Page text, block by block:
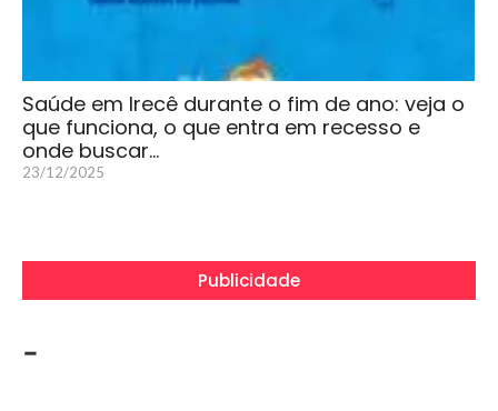
Saúde em Irecê durante o fim de ano: veja o
que funciona, o que entra em recesso e
onde buscar…
23/12/2025
Publicidade
-